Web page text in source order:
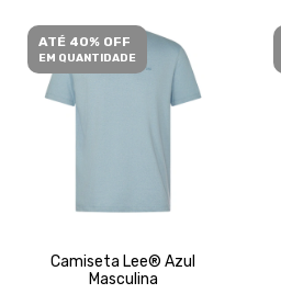
ATÉ 40% OFF
EM QUANTIDADE
Camiseta Lee® Azul
Masculina